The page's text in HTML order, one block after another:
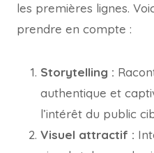
les premières lignes.
prendre en compte :
Storytelling :
authentique et
l’intérêt du public
Visuel attractif :